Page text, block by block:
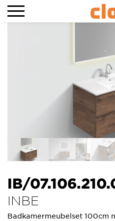
IB/
INBE
Badkamermeubelset 100cm